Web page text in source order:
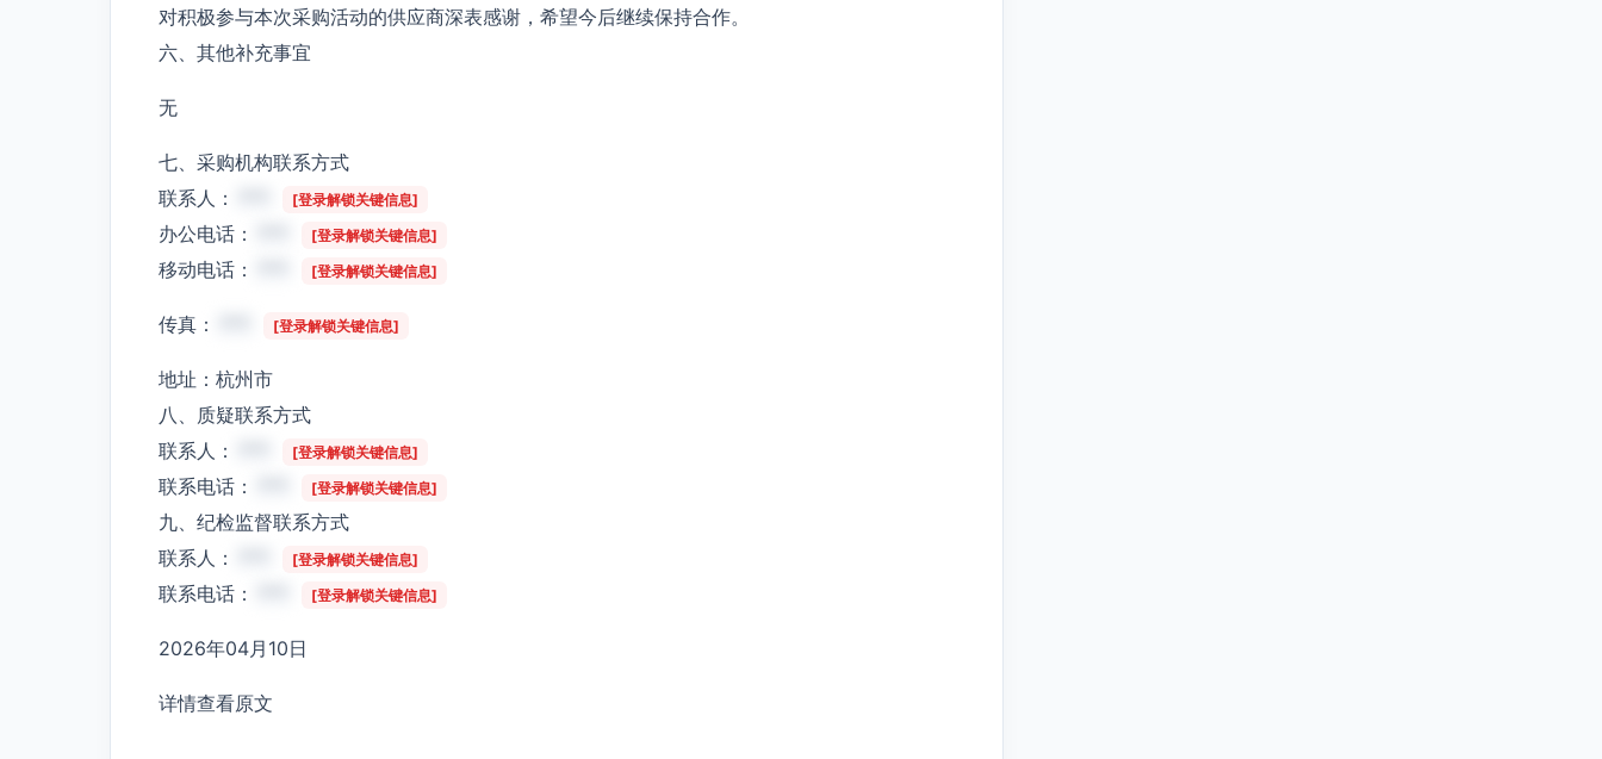
对积极参与本次采购活动的供应商深表感谢，希望今后继续保持合作。
六、其他补充事宜
无
七、采购机构联系方式
联系人：
[登录解锁关键信息]
办公电话： [登录解锁关键信息]
移动电话： [登录解锁关键信息]
传真： [登录解锁关键信息]
地址：杭州市
八、质疑联系方式
联系人：
[登录解锁关键信息]
联系电话： [登录解锁关键信息]
九、纪检监督联系方式
联系人：
[登录解锁关键信息]
联系电话： [登录解锁关键信息]
2026年04月10日
详情查看原文